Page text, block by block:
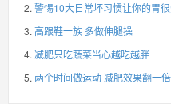
警惕10大日常坏习惯让你的胃
高跟鞋一族 多做伸腿操
减肥只吃蔬菜当心越吃越胖
两个时间做运动 减肥效果翻一倍